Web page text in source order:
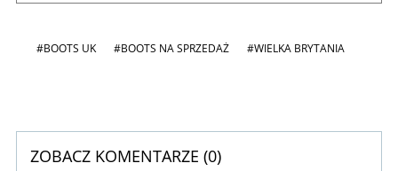
#BOOTS UK #BOOTS NA SPRZEDAŻ #WIELKA BRYTANIA
ZOBACZ KOMENTARZE (0)